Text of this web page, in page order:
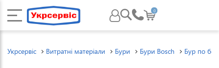
0
Укрсервіс Витратні матеріали Бури Бури Bosch Бур по